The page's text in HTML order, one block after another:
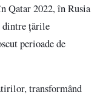
Qatar 2022, în Rusia
dintre țările
perioade de
transformând